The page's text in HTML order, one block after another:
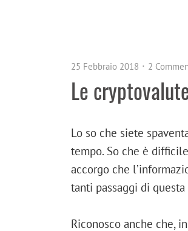
25 Febbraio 2018 2
Le
Lo so che siete
tempo. So che è
accorgo che
tanti passaggi di
Riconosco anche che,